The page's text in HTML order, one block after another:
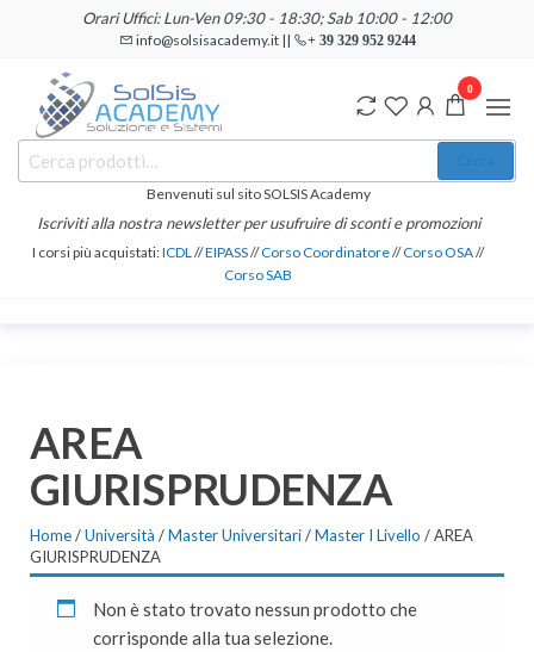
contenuto
Orari Uffici: Lun-Ven 09:30 - 18:30; Sab 10:00 - 12:00
info@solsisacademy.it || + 39 329 952 9244
SOLSIS
Academy
Corsi e
Certificazioni
Linguistiche
Benvenuti sul sito SOLSIS Academy
Iscriviti alla nostra newsletter per usufruire di sconti e promozioni
I corsi più acquistati:ICDL//EIPASS//Corso Coordinatore//Corso OSA//
Corso SAB
0
AREA
GIURISPRUDENZA
Home/Università /Master Universitari/Master I Livello / AREA
GIURISPRUDENZA
Non è stato trovato nessun prodotto che
corrisponde alla tua selezione.